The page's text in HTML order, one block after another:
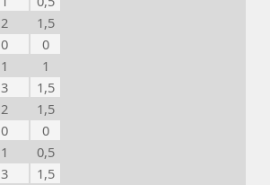
2
1,5
0
0
1
1
3
1,5
2
1,5
0
0
1
0,5
3
1,5